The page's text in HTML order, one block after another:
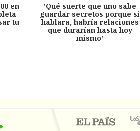
en
tu
'Qué suerte que uno sabe
guardar secretos porque si
hablara, habría relaciones
que durarían hasta hoy
mismo'